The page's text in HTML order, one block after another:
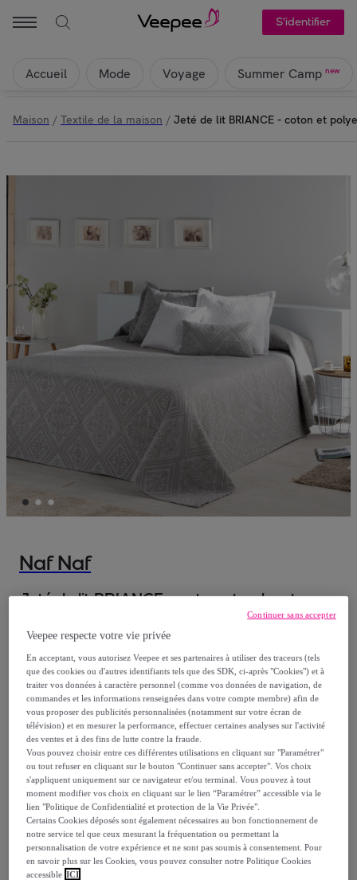
S'identifier
Accueil Mode Voyage Summer Camp new
Maison / Textile de la maison / Jeté de lit BRIANCE - coton et
Naf Naf
Jeté de lit BRIANCE - coton et polyester -
À partir de
54,99 €
85, 00 €
-35%
Vendu parGRUPO BC
Livraison
Veepee respecte votre vie privée
En acceptant, vous autorisez Veepee et ses partenaires à utiliser des traceurs (tels
que des cookies ou d'autres identifiants tels que des SDK, ci-après "Cookies") et à
traiter vos données à caractère personnel (comme vos données de navigation, de
commandes et les informations renseignées dans votre compte membre) afin de
vous proposer des publicités personnalisées (notamment sur votre écran de
télévision) et en mesurer la performance, effectuer certaines analyses sur l'activité
des ventes et à des fins de lutte contre la fraude.
Vous pouvez choisir entre ces différentes utilisations en cliquant sur "Paramétrer"
ou tout refuser en cliquant sur le bouton "Continuer sans accepter". Vos choix
s'appliquent uniquement sur ce navigateur et/ou terminal. Vous pouvez à tout
moment modifier vos choix en cliquant sur le lien “Paramétrer” accessible via le
lien "Politique de Confidentialité et protection de la Vie Privée".
Certains Cookies déposés sont également nécessaires au bon fonctionnement de
notre service tel que ceux mesurant la fréquentation ou permettant la
personnalisation de votre expérience et ne sont pas soumis à consentement. Pour
en savoir plus sur les Cookies, vous pouvez consulter notre Politique Cookies
accessible ICI
Continuer sans accepter